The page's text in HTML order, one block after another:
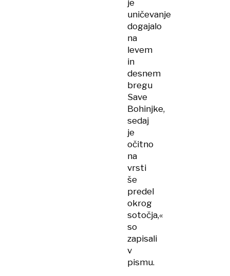
je
uničevanje
dogajalo
na
levem
in
desnem
bregu
Save
Bohinjke,
sedaj
je
očitno
na
vrsti
še
predel
okrog
sotočja,«
so
zapisali
v
pismu.